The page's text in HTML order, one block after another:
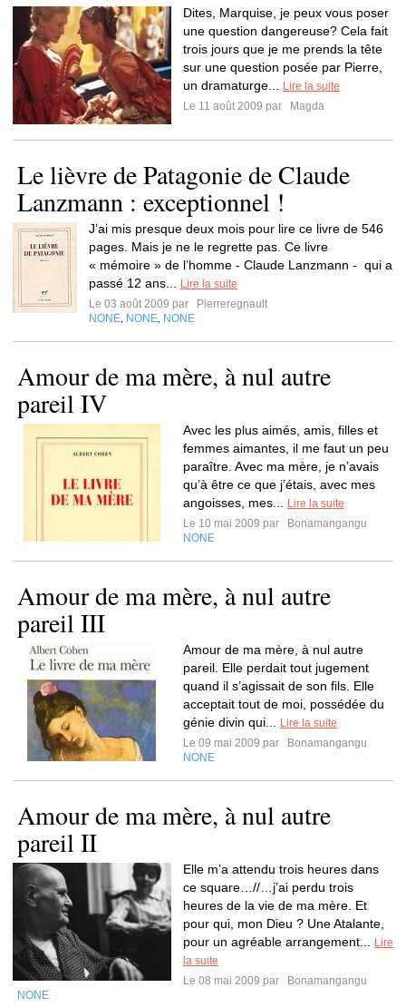
Dites, Marquise, je peux vous poser
une question dangereuse? Cela fait
trois jours que je me prends la tête
sur une question posée par Pierre,
un dramaturge...
Lire la suite
Le 11 août 2009 par
Magda
Le lièvre de Patagonie de Claude
Lanzmann : exceptionnel !
J’ai mis presque deux mois pour lire ce livre de 546
pages. Mais je ne le regrette pas. Ce livre
« mémoire » de l’homme - Claude Lanzmann - qui a
passé 12 ans...
Lire la suite
Le 03 août 2009 par
Pierreregnault
NONE NONE NONE
Amour de ma mère, à nul autre
pareil IV
Avec les plus aimés, amis, filles et
femmes aimantes, il me faut un peu
paraître. Avec ma mère, je n’avais
qu’à être ce que j’étais, avec mes
angoisses, mes...
Lire la suite
Le 10 mai 2009 par
Bonamangangu
NONE
Amour de ma mère, à nul autre
pareil III
Amour de ma mère, à nul autre
pareil. Elle perdait tout jugement
quand il s’agissait de son fils. Elle
acceptait tout de moi, possédée du
génie divin qui...
Lire la suite
Le 09 mai 2009 par
Bonamangangu
NONE
Amour de ma mère, à nul autre
pareil II
Elle m’a attendu trois heures dans
ce square…//…j’ai perdu trois
heures de la vie de ma mère. Et
pour qui, mon Dieu ? Une Atalante,
pour un agréable arrangement...
Lire
la suite
Le 08 mai 2009 par
Bonamangangu
NONE